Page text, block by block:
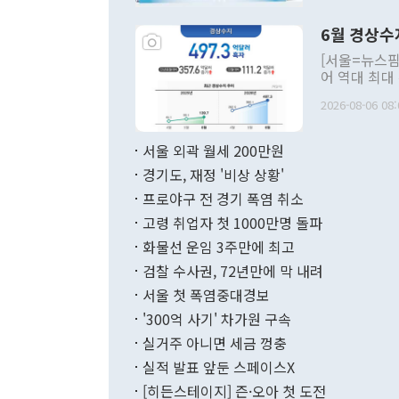
주의적 희망
관의 대북
관 부처 장
관의 무리한
다. [정동영 통일부 장관이 지난달 23일 오후 서울 종로구 정부서울청사에
무너졌다고
함께 4자 대
"우리의 선
6월 경상
[서울=뉴스
어 역대 최
료=한국은행] 한국은행이 6일 발표한 '2026년 6월 국제수지(잠정)'
며 월간 기
196.9% 급
수출은
기록했지만
2026-08-06
서울 외곽 월세 200만원
경기도, 재정 '비상 상황'
프로야구 전 경기 폭염 취소
고령 취업자 첫 1000만명 돌파
화물선 운임 3주만에 최고
검찰 수사권, 72년만에 막 내려
서울 첫 폭염중대경보
'300억 사기' 차가원 구속
실거주 아니면 세금 껑충
실적 발표 앞둔 스페이스X
[히든스테이지] 즌·오아 첫 도전